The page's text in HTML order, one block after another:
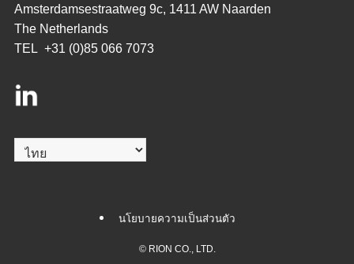
Amsterdamsestraatweg 9c, 1411 AW Naarden
The Netherlands
TEL +31 (0)85 066 7073
Choose
a
นโยบายความเป็นส่วนตัว
©RION CO., LTD.